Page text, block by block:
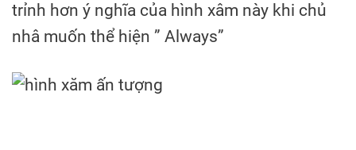
trỉnh hơn ý nghĩa của hình xâm này khi chủ
nhâ muốn thể hiện ” Always”